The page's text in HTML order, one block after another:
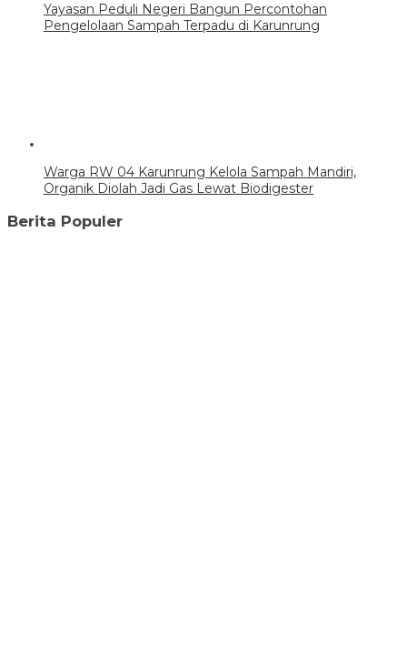
Yayasan Peduli Negeri Bangun Percontohan
Pengelolaan Sampah Terpadu di Karunrung
Warga RW 04 Karunrung Kelola Sampah Mandiri,
Organik Diolah Jadi Gas Lewat Biodigester
Berita Populer